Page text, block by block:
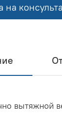
на
вытяжной